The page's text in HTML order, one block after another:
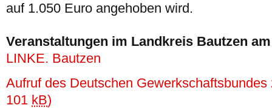
auf 1.050 Euro angehoben wird.
Veranstaltungen im Landkreis Bautzen
LINKE. Bautzen
Aufruf des Deutschen
101 kB)